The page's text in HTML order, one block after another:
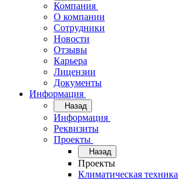
Компания
О компании
Сотрудники
Новости
Отзывы
Карьера
Лицензии
Документы
Информация
Назад
Информация
Реквизиты
Проекты
Назад
Проекты
Климатическая техника